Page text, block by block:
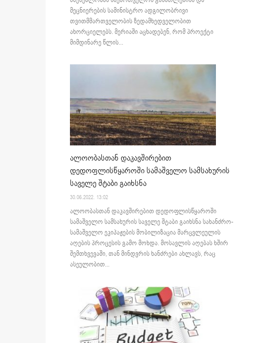
მეცნიერების სამინისტრო ადგილობრივი
თვითმმართველობის ზედამხედველობით
ახორციელებს. მერიაში აცხადებენ, რომ პროექტი
მიმდინარე წლის...
ალოობასთან დაკავშირებით
დედოფლისწყაროში სამაშველო სამსახურის
საველე შტაბი გაიხსნა
30.06.2022. 13:02
ალოობასთან დაკავშირებით დედოფლისწყაროში
სამაშველო სამსახურის საველე შტაბი გაიხსნა სახანძრო-
სამაშველო ეკიპაჟების მობილიზაცია მარცვლეულის
აღების პროცესის გამო მოხდა. მოსავლის აღებას ხშირ
შემთხვევაში, თან მინდვრის ხანძრები ახლავს, რაც
ასეულობით...